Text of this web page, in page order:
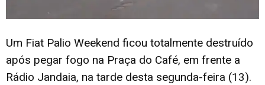
Um Fiat Palio Weekend ficou totalmente destruído
após pegar fogo na Praça do Café, em frente a
Rádio Jandaia, na tarde desta segunda-feira (13).